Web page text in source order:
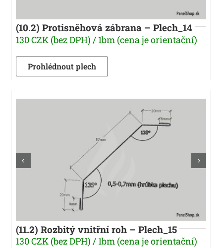
(10.2) Protisněhová zábrana – Plech_14
130 CZK (bez DPH) / 1bm (cena je orientační)
Prohlédnout plech
(11.2) Rozbitý vnitřní roh – Plech_15
130 CZK (bez DPH) / 1bm (cena je orientační)